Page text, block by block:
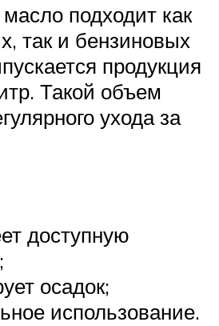
подходит как
так и бензиновых
продукция
Такой объем
ухода за
доступную
осадок;
использование.